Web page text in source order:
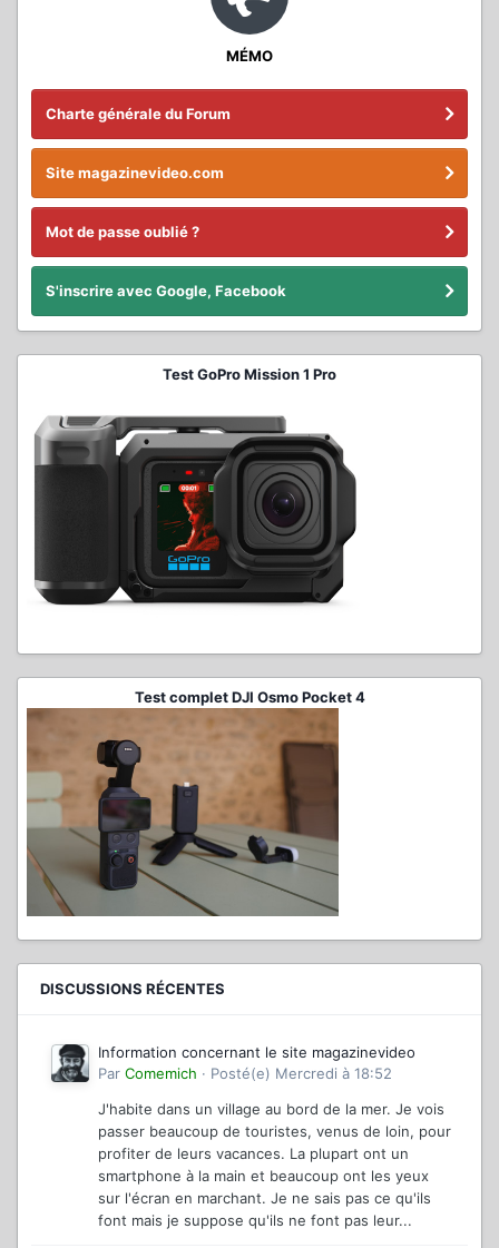
MÉMO
Charte générale du Forum
Site magazinevideo.com
Mot de passe oublié ?
S'inscrire avec Google, Facebook
Test GoPro Mission 1 Pro
Test complet DJI Osmo Pocket 4
DISCUSSIONS RÉCENTES
Information concernant le site magazinevideo
Par Comemich · Posté(e) Mercredi à 18:52
J'habite dans un village au bord de la mer. Je vois
passer beaucoup de touristes, venus de loin, pour
profiter de leurs vacances. La plupart ont un
smartphone à la main et beaucoup ont les yeux
sur l'écran en marchant. Je ne sais pas ce qu'ils
font mais je suppose qu'ils ne font pas leur...